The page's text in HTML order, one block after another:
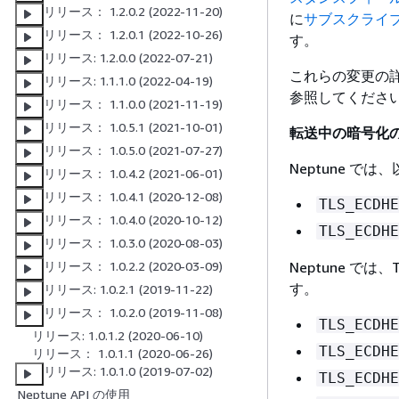
リリース： 1.2.0.2 (2022-11-20)
リリース： 1.2.0.1 (2022-10-26)
リリース: 1.2.0.0 (2022-07-21)
リリース: 1.1.1.0 (2022-04-19)
リリース： 1.1.0.0 (2021-11-19)
リリース： 1.0.5.1 (2021-10-01)
リリース： 1.0.5.0 (2021-07-27)
リリース： 1.0.4.2 (2021-06-01)
リリース： 1.0.4.1 (2020-12-08)
リリース： 1.0.4.0 (2020-10-12)
リリース： 1.0.3.0 (2020-08-03)
リリース： 1.0.2.2 (2020-03-09)
リリース: 1.0.2.1 (2019-11-22)
リリース： 1.0.2.0 (2019-11-08)
リリース: 1.0.1.2 (2020-06-10)
リリース： 1.0.1.1 (2020-06-26)
リリース: 1.0.1.0 (2019-07-02)
Neptune API の使用
にサブスクライ
す。
これらの変更の
参照してくださ
転送中の暗号化
Neptune では、
Neptune では、
す。